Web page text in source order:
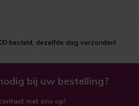
besteld, dezelfde dag verzonden!
bij uw bestelling?
met ons op!